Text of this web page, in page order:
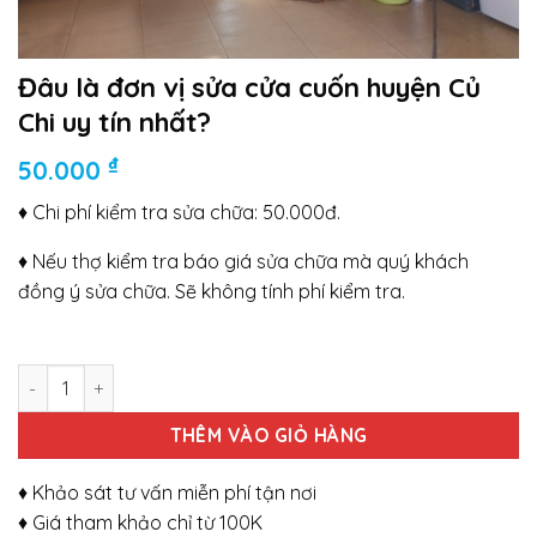
Đâu là đơn vị sửa cửa cuốn huyện Củ
Chi uy tín nhất?
50.000 ₫
♦ Chi phí kiểm tra sửa chữa: 50.000đ.
♦ Nếu thợ kiểm tra báo giá sửa chữa mà quý khách
đồng ý sửa chữa. Sẽ không tính phí kiểm tra.
Số lượng
THÊM VÀO GIỎ HÀNG
♦ Khảo sát tư vấn miễn phí tận nơi
♦ Giá tham khảo chỉ từ 100K